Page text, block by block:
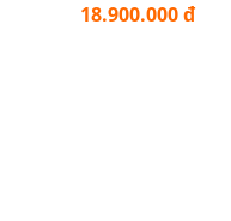
18.900.000 đ